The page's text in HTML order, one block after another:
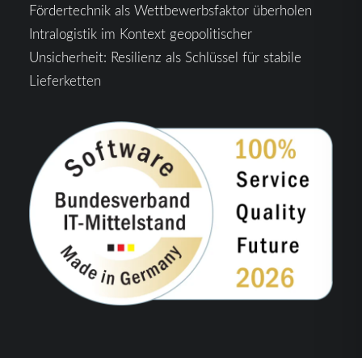
Fördertechnik als Wettbewerbsfaktor überholen
Intralogistik im Kontext geopolitischer
Unsicherheit: Resilienz als Schlüssel für stabile
Lieferketten